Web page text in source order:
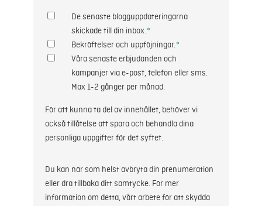
De senaste blogguppdateringarna
skickade till din inbox.*
Bekräftelser och uppföjningar.*
Våra senaste erbjudanden och
kampanjer via e-post, telefon eller sms.
Max 1-2 gånger per månad.
För att kunna ta del av innehållet, behöver vi
också tillåtelse att spara och behandla dina
personliga uppgifter för det syftet.
Du kan när som helst avbryta din prenumeration
eller dra tillbaka ditt samtycke. För mer
information om detta, vårt arbete för att skydda